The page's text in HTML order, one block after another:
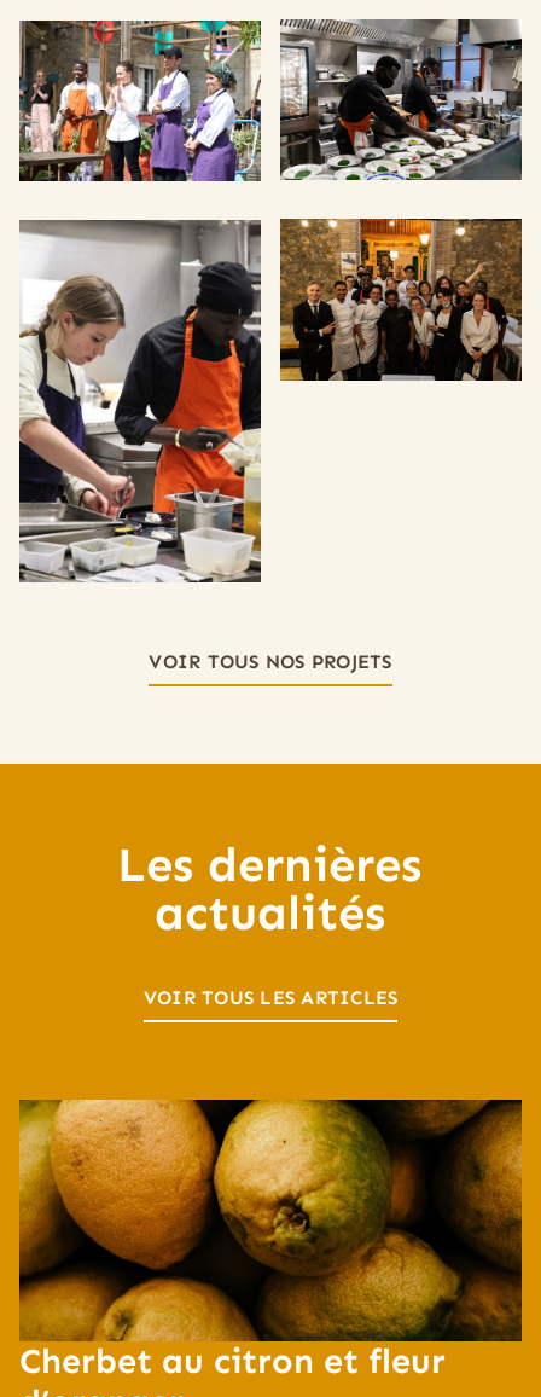
VOIR TOUS NOS PROJETS
Les dernières
actualités
VOIR TOUS LES ARTICLES
Cherbet au citron et fleur